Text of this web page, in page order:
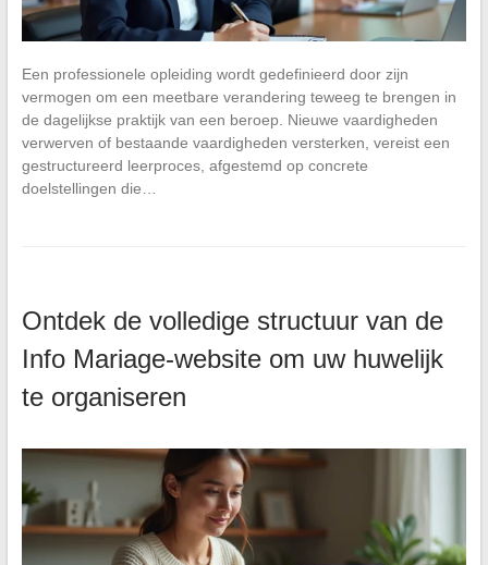
Een professionele opleiding wordt gedefinieerd door zijn
vermogen om een meetbare verandering teweeg te brengen in
de dagelijkse praktijk van een beroep. Nieuwe vaardigheden
verwerven of bestaande vaardigheden versterken, vereist een
gestructureerd leerproces, afgestemd op concrete
doelstellingen die…
Ontdek de volledige structuur van de
Info Mariage-website om uw huwelijk
te organiseren